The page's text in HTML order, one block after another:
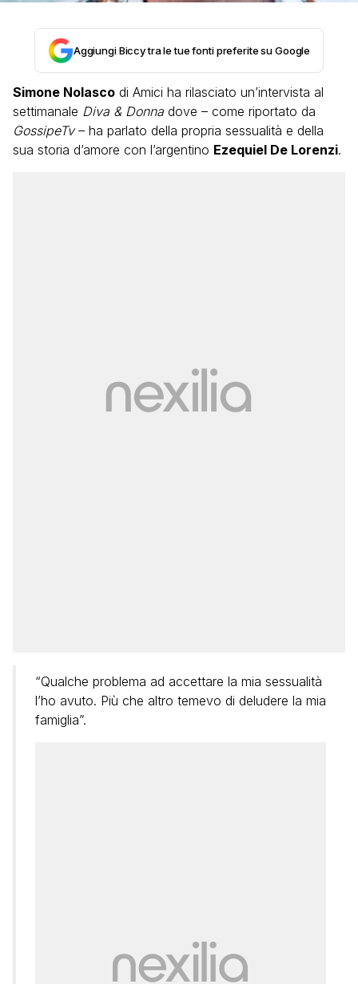
Aggiungi Biccy tra le tue fonti preferite su Google
Simone Nolasco di Amici ha rilasciato un’intervista al
settimanale Diva & Donna dove – come riportato da
GossipeTv– ha parlato della propria sessualità e della
sua storia d’amore con l’argentino Ezequiel De Lorenzi.
“Qualche problema ad accettare la mia sessualità
l’ho avuto. Più che altro temevo di deludere la mia
famiglia”.